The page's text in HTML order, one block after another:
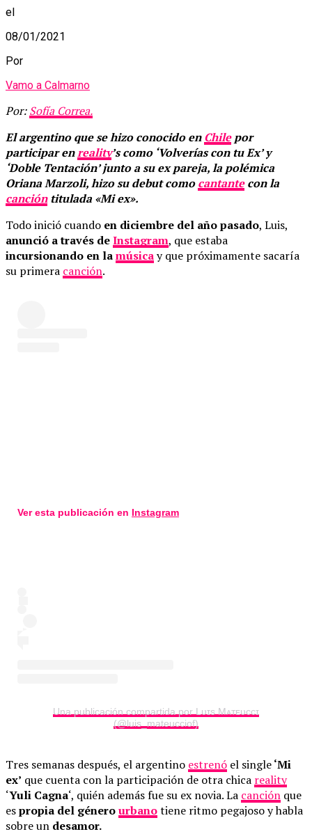
el
08/01/2021
Por
Vamo a Calmarno
Por:Sofía Correa.
El argentino que se hizo conocido enChilepor
participar enreality’s como ‘Volverías con tu Ex’ y
‘Doble Tentación’ junto a su ex pareja, la polémica
Oriana Marzoli, hizo su debut comocantantecon la
cancióntitulada «Mi ex».
Todo inició cuando en diciembre del año pasado, Luis,
anunció a través deInstagram, que estaba
incursionando en lamúsicay que próximamente sacaría
su primera canción.
Ver esta publicación en Instagram
Una publicación compartida por Lᴜɪs Mᴀᴛᴇᴜᴄᴄɪ
(@luis_mateucciof)
Tres semanas después, el argentino estrenó el single‘Mi
ex’ que cuenta con la participación de otra chica reality
‘Yuli Cagna‘, quién además fue su ex novia. La canción que
espropia del génerourbanotiene ritmo pegajoso y habla
sobre un desamor.